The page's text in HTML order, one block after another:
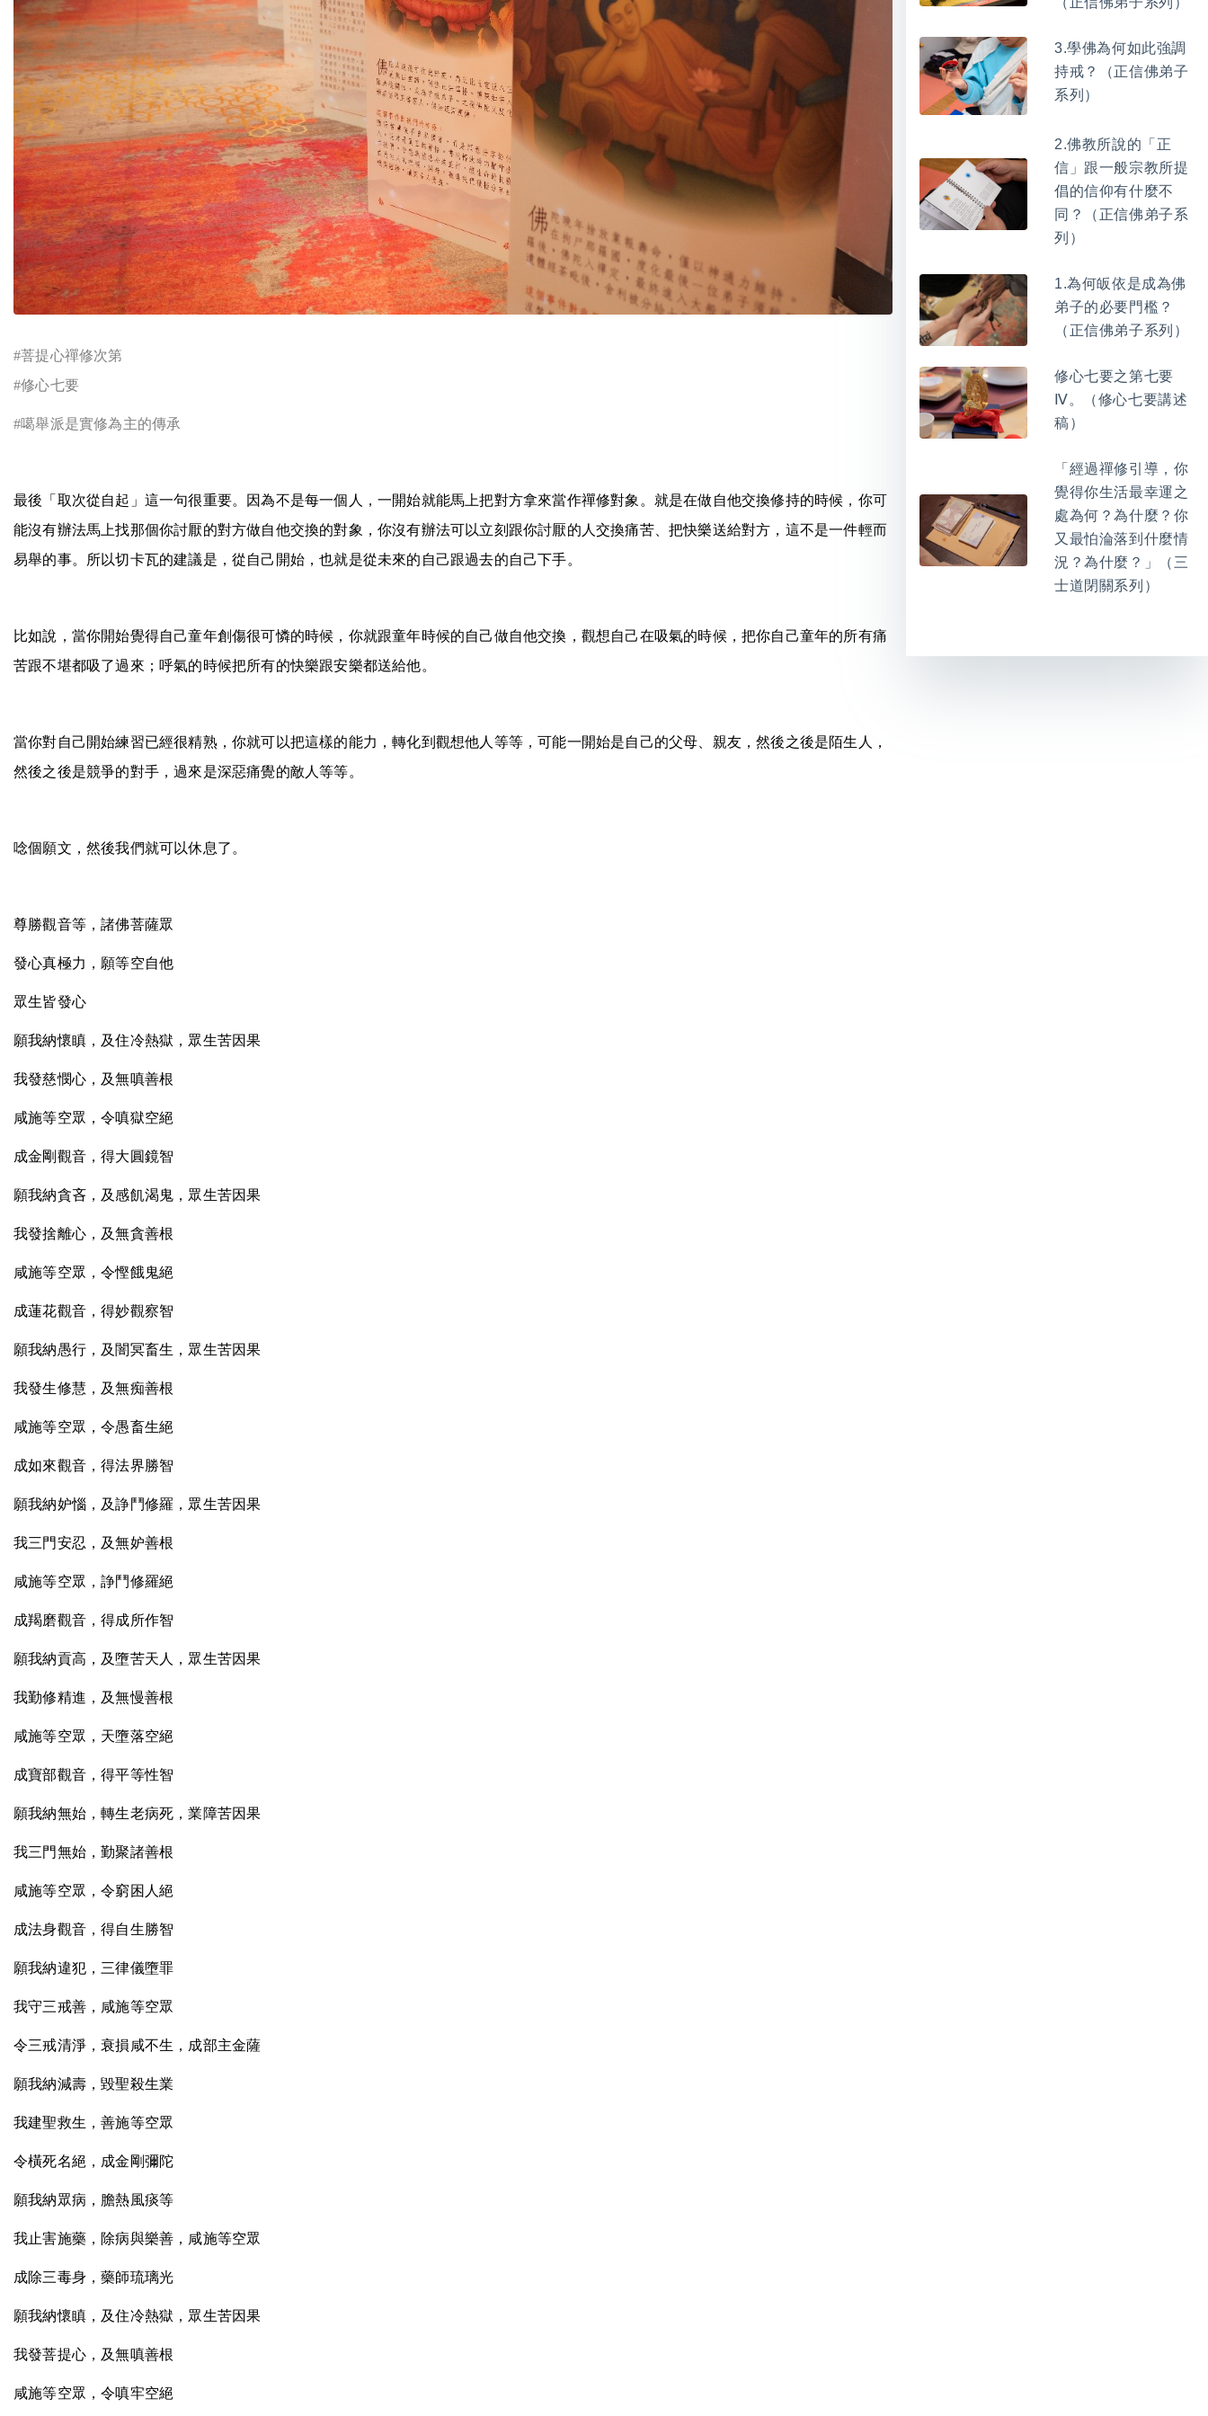
#菩提心禪修次第
#修心七要
#噶舉派是實修為主的傳承
最後「取次從自起」這一句很重要。因為不是每一個人，一開始就能馬上把對方拿來當作禪修對象。就是在做自他交換修持的時候，你可
能沒有辦法馬上找那個你討厭的對方做自他交換的對象，你沒有辦法可以立刻跟你討厭的人交換痛苦、把快樂送給對方，這不是一件輕而
易舉的事。所以切卡瓦的建議是，從自己開始，也就是從未來的自己跟過去的自己下手。
比如說，當你開始覺得自己童年創傷很可憐的時候，你就跟童年時候的自己做自他交換，觀想自己在吸氣的時候，把你自己童年的所有痛
苦跟不堪都吸了過來；呼氣的時候把所有的快樂跟安樂都送給他。
當你對自己開始練習已經很精熟，你就可以把這樣的能力，轉化到觀想他人等等，可能一開始是自己的父母、親友，然後之後是陌生人，
然後之後是競爭的對手，過來是深惡痛覺的敵人等等。
唸個願文，然後我們就可以休息了。
尊勝觀音等，諸佛菩薩眾
發心真極力，願等空自他
眾生皆發心
願我納懷瞋，及住冷熱獄，眾生苦因果
我發慈憫心，及無嗔善根
咸施等空眾，令嗔獄空絕
成金剛觀音，得大圓鏡智
願我納貪吝，及感飢渴鬼，眾生苦因果
我發捨離心，及無貪善根
咸施等空眾，令慳餓鬼絕
成蓮花觀音，得妙觀察智
願我納愚行，及闇冥畜生，眾生苦因果
我發生修慧，及無痴善根
咸施等空眾，令愚畜生絕
成如來觀音，得法界勝智
願我納妒惱，及諍鬥修羅，眾生苦因果
我三門安忍，及無妒善根
咸施等空眾，諍鬥修羅絕
成羯磨觀音，得成所作智
願我納貢高，及墮苦天人，眾生苦因果
我勤修精進，及無慢善根
咸施等空眾，天墮落空絕
成寶部觀音，得平等性智
願我納無始，轉生老病死，業障苦因果
我三門無始，勤聚諸善根
咸施等空眾，令窮困人絕
成法身觀音，得自生勝智
願我納違犯，三律儀墮罪
我守三戒善，咸施等空眾
令三戒清淨，衰損咸不生，成部主金薩
願我納減壽，毀聖殺生業
我建聖救生，善施等空眾
令橫死名絕，成金剛彌陀
願我納眾病，膽熱風痰等
我止害施藥，除病與樂善，咸施等空眾
成除三毒身，藥師琉璃光
願我納懷瞋，及住冷熱獄，眾生苦因果
我發菩提心，及無嗔善根
咸施等空眾，令嗔牢空絕
3.學佛為何如此強調
持戒？（正信佛弟子
系列）
2.佛教所說的「正
信」跟一般宗教所提
倡的信仰有什麼不
同？（正信佛弟子系
列）
1.為何皈依是成為佛
弟子的必要門檻？
（正信佛弟子系列）
修心七要之第七要
Ⅳ。（修心七要講述
稿）
「經過禪修引導，你
覺得你生活最幸運之
處為何？為什麼？你
又最怕淪落到什麼情
況？為什麼？」（三
士道閉關系列）